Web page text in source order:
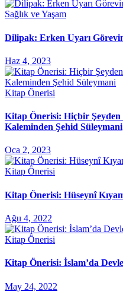
Sağlık ve Yaşam
Dilipak: Erken Uyarı
Haz 4, 2023
Kitap Önerisi
Kitap Önerisi: Hiçbir
Kaleminden Şehid Süleymani
Oca 2, 2023
Kitap Önerisi
Kitap Önerisi: Hüseynî
Ağu 4, 2022
Kitap Önerisi
Kitap Önerisi: İslam’da
May 24, 2022